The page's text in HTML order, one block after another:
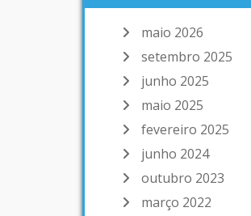
maio 2026
setembro 2025
junho 2025
maio 2025
fevereiro 2025
junho 2024
outubro 2023
março 2022